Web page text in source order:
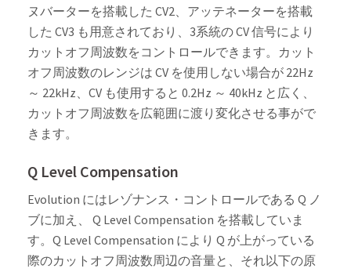
ヌバーターを搭載した CV2、アッテネーターを搭載
した CV3 も用意されており、3系統の CV 信号により
カットオフ周波数をコントロールできます。カット
オフ周波数のレンジは CV を使用しない場合が 22Hz
～ 22kHz、CV も使用すると 0.2Hz ～ 40kHz と広く、
カットオフ周波数を広範囲に渡り変化させる事がで
きます。
Q Level Compensation
Evolution にはレゾナンス・コントロールである Q ノ
ブに加え、 Q Level Compensation を搭載していま
す。Q Level Compensation により Q が上がっている
際のカットオフ周波数周辺の音量と、それ以下の原